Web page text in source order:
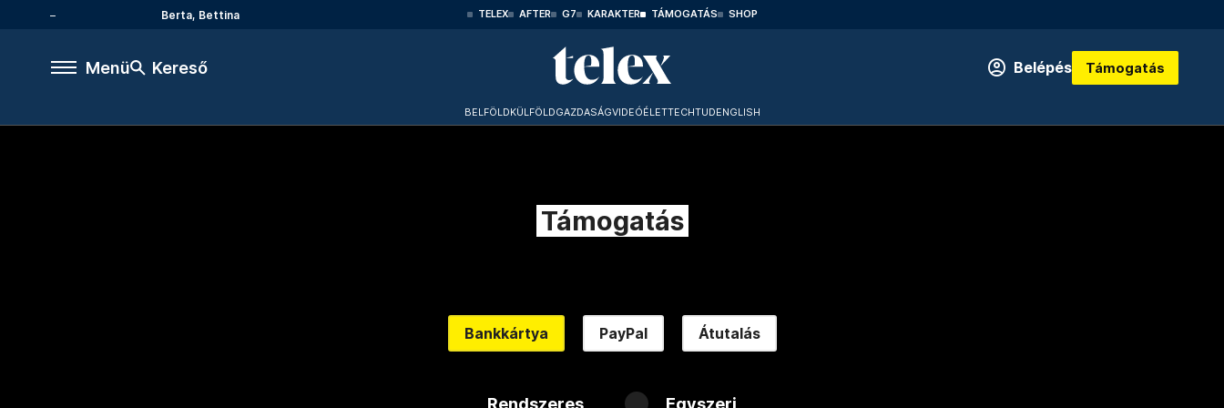
Berta, Bettina TELEX AFTER G7 KARAKTER TÁMOGATÁS SHOP
Menü Kereső Belépés Támogatás
BELFÖLDKÜLFÖLDGAZDASÁGVIDEÓÉLETTECHTUDENGLISH
Támogatás
Bankkártya PayPal Átutalás
Rendszeres Egyszeri